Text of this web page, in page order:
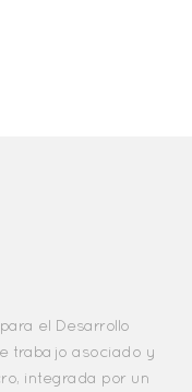
el Desarrollo
trabajo asociado y
integrada por un